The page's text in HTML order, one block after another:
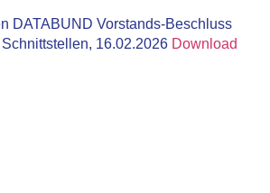
DATABUND Vorstands-Beschluss
16.02.2026 Download